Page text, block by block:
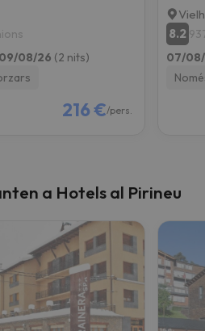
08/26 (2 nits)
216 €/pers.
8.2
07/
a Hotels al Pirineu